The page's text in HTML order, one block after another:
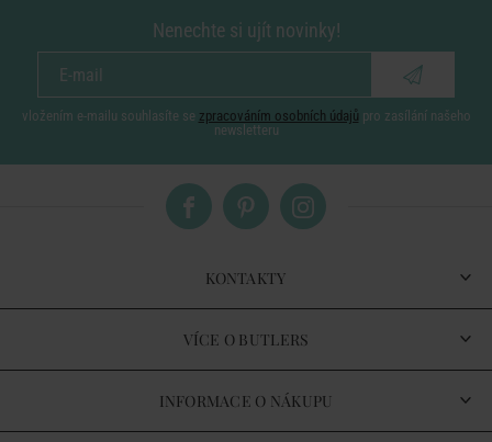
Nenechte si ujít novinky!
vložením e-mailu souhlasíte se zpracováním osobních údajů pro zasílání našeho
newsletteru
KONTAKTY
VÍCE O BUTLERS
INFORMACE O NÁKUPU